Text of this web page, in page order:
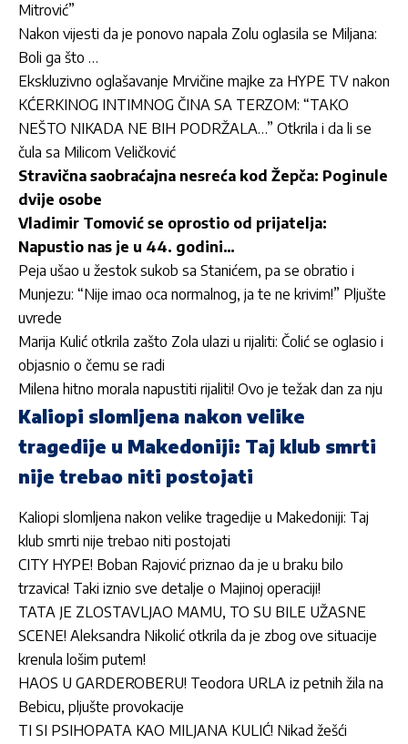
Mitrović”
Nakon vijesti da je ponovo napala Zolu oglasila se Miljana:
Boli ga što …
Ekskluzivno oglašavanje Mrvičine majke za HYPE TV nakon
KĆERKINOG INTIMNOG ČINA SA TERZOM: “TAKO
NEŠTO NIKADA NE BIH PODRŽALA…” Otkrila i da li se
čula sa Milicom Veličković
Stravična saobraćajna nesreća kod Žepča: Poginule
dvije osobe
Vladimir Tomović se oprostio od prijatelja:
Napustio nas je u 44. godini…
Peja ušao u žestok sukob sa Stanićem, pa se obratio i
Munjezu: “Nije imao oca normalnog, ja te ne krivim!” Pljušte
uvrede
Marija Kulić otkrila zašto Zola ulazi u rijaliti: Čolić se oglasio i
objasnio o čemu se radi
Milena hitno morala napustiti rijaliti! Ovo je težak dan za nju
Kaliopi slomljena nakon velike
tragedije u Makedoniji: Taj klub smrti
nije trebao niti postojati
Kaliopi slomljena nakon velike tragedije u Makedoniji: Taj
klub smrti nije trebao niti postojati
CITY HYPE! Boban Rajović priznao da je u braku bilo
trzavica! Taki iznio sve detalje o Majinoj operaciji!
TATA JE ZLOSTAVLJAO MAMU, TO SU BILE UŽASNE
SCENE! Aleksandra Nikolić otkrila da je zbog ove situacije
krenula lošim putem!
HAOS U GARDEROBERU! Teodora URLA iz petnih žila na
Bebicu, pljušte provokacije
TI SI PSIHOPATA KAO MILJANA KULIĆ! Nikad žešći